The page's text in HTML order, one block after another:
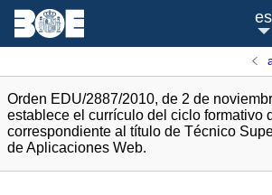
es
Orden EDU/2887/2010, de 2 de
establece el currículo del ciclo formativo
correspondiente al título de Técnico
de Aplicaciones Web.